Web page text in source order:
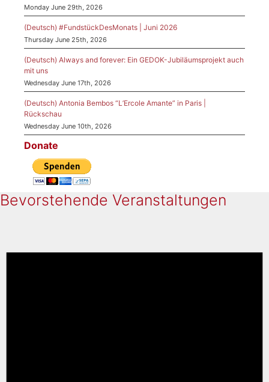
Monday June 29th, 2026
(Deutsch) #FundstückDesMonats | Juni 2026
Thursday June 25th, 2026
(Deutsch) Always and forever: Ein GEDOK-Jubiläumsprojekt auch
mit uns
Wednesday June 17th, 2026
(Deutsch) Antonia Bembos “L’Ercole Amante” in Paris |
Rückschau
Wednesday June 10th, 2026
Donate
Bevorstehende Veranstaltungen